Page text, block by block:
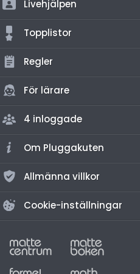
Livehjälpen
Topplistor
Regler
För lärare
4 inloggade
Om Pluggakuten
Allmänna villkor
Cookie-inställningar